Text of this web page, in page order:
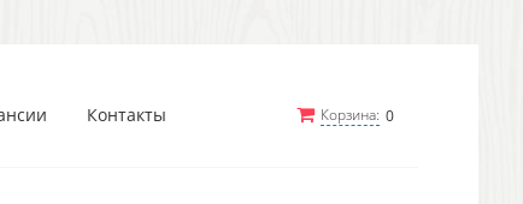
Корзина: 0
Контакты